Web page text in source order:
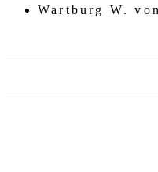
Wartburg W. von